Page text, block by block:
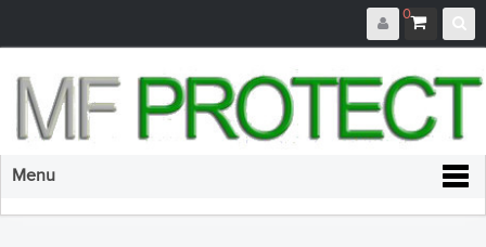
0
Menu